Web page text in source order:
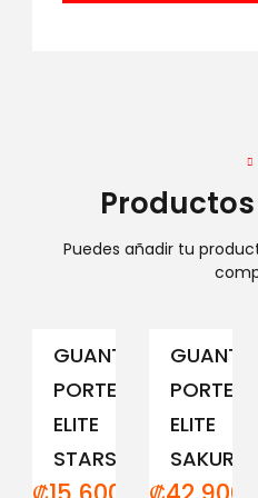
Puedes añadir tu
GUANTE
PORTERO
ELITE
STARS
GUANTE
PORTERO
ELITE
SAKURA...